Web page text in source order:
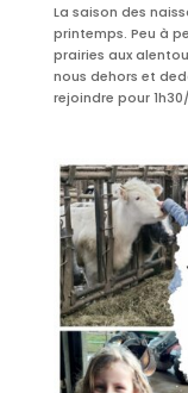
La saison des
printemps. Peu à
prairies aux
nous dehors et
rejoindre pour